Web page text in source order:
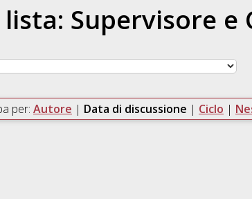
Supervisore e
per: Autore | Data di discussione | Ciclo |